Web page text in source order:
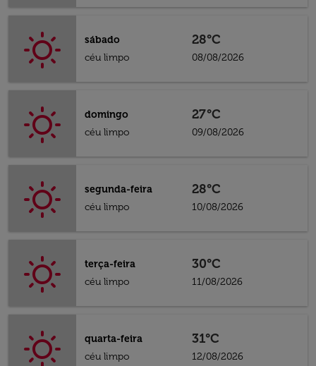
sábado
céu limpo
28°C
08/08/2026
domingo
céu limpo
27°C
09/08/2026
segunda-feira
céu limpo
28°C
10/08/2026
terça-feira
céu limpo
30°C
11/08/2026
quarta-feira
céu limpo
31°C
12/08/2026